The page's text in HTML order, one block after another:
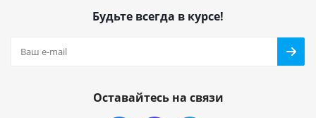
Будьте всегда в курсе!
Оставайтесь на связи